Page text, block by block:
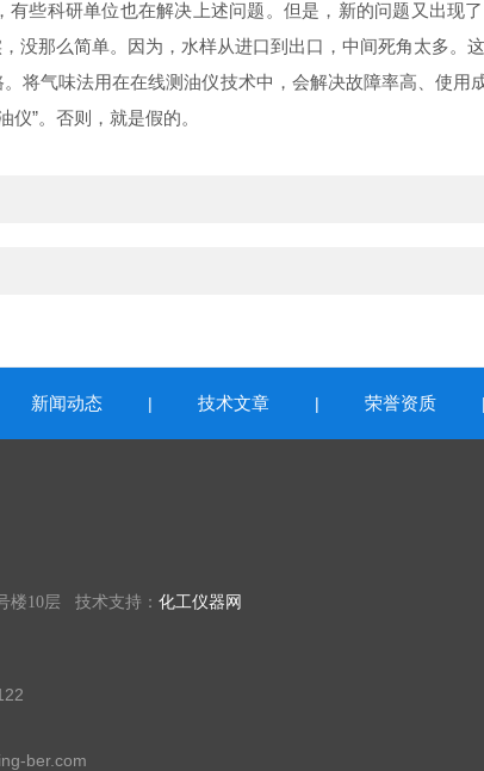
些科研单位也在解决上述问题。但是，新的问题又出现
没那么简单。因为，水样从进口到出口，中间死角太多。
将气味法用在在线测油仪技术中，会解决故障率高、使用
”。否则，就是假的。
新闻动态 | 技术文章 | 荣誉资质
楼10层 技术支持： 化工仪器网
ber.com